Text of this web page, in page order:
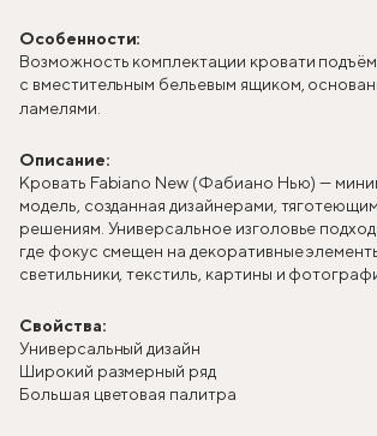
Особенности:
Возможность комплектации кровати
с вместительным бельевым ящиком,
ламелями.
Описание:
Кровать Fabiano New (Фабиано Нью) —
модель, созданная дизайнерами,
решениям. Универсальное изголовье
где фокус смещен на декоративные
светильники, текстиль, картины и
Свойства:
Универсальный дизайн
Широкий размерный ряд
Большая цветовая палитра